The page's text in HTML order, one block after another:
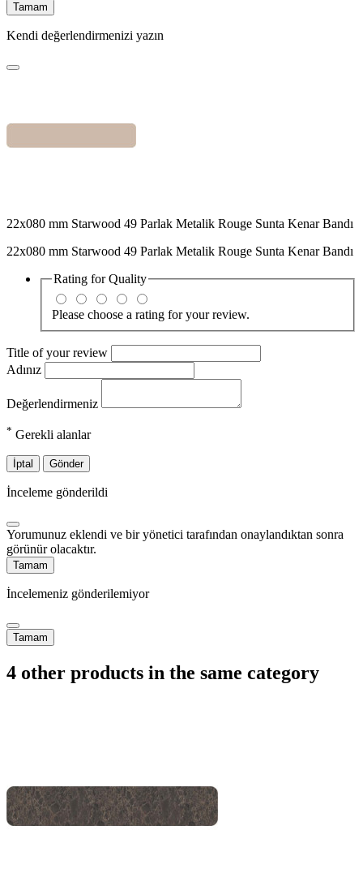
Tamam
Kendi değerlendirmenizi yazın
22x080 mm Starwood 49 Parlak Metalik Rouge Sunta Kenar Bandı
22x080 mm Starwood 49 Parlak Metalik Rouge Sunta Kenar Bandı
Rating forQuality
Please choose a rating for your review.
Title of your review
Adınız
Değerlendirmeniz
* Gerekli alanlar
İptal Gönder
İnceleme gönderildi
Yorumunuz eklendi ve bir yönetici tarafından onaylandıktan sonra
görünür olacaktır.
Tamam
İncelemeniz gönderilemiyor
Tamam
4 other products in the same category